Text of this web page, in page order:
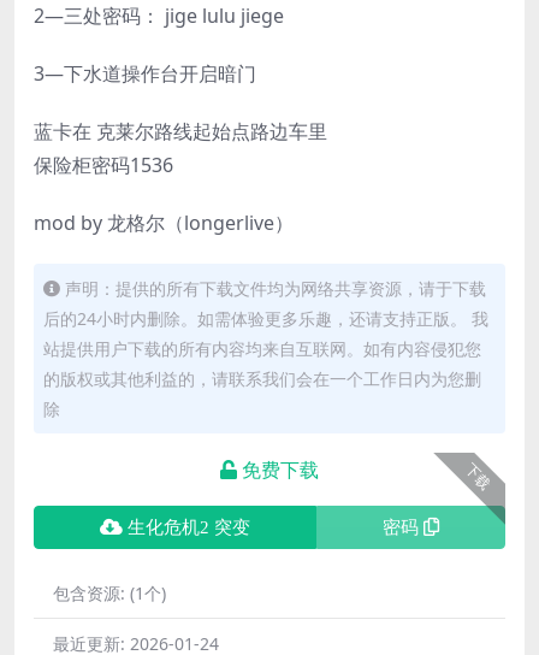
2—三处密码： jige lulu jiege
3—下水道操作台开启暗门
蓝卡在 克莱尔路线起始点路边车里
保险柜密码1536
mod by 龙格尔（longerlive）
声明：提供的所有下载文件均为网络共享资源，请于下载
后的24小时内删除。如需体验更多乐趣，还请支持正版。 我
站提供用户下载的所有内容均来自互联网。如有内容侵犯您
的版权或其他利益的，请联系我们会在一个工作日内为您删
除
下载
免费下载
生化危机2 突变 密码
包含资源: (1个)
最近更新: 2026-01-24